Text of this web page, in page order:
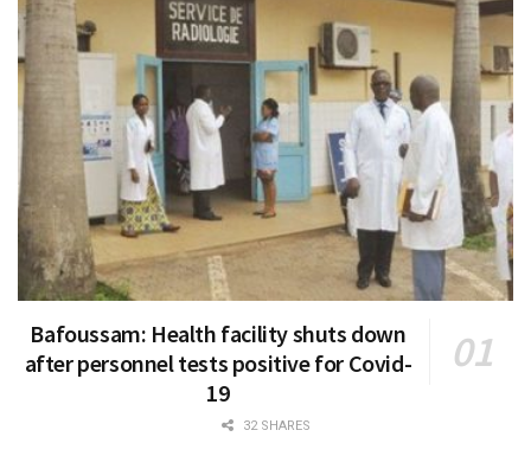
Bafoussam: Health facility shuts down
after personnel tests positive for Covid-
19
32 SHARES